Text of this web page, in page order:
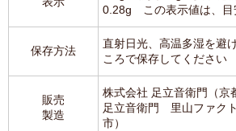
0.28g この表示値は、目
保存方法
直射日光、高温多湿を避
ころで保存してください
販売
製造
株式会社 足立音衛門（京
足立音衛門 里山ファク
市）